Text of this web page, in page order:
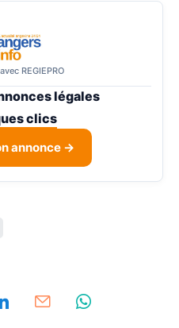
REGIEPRO
légales
clics
annonce →